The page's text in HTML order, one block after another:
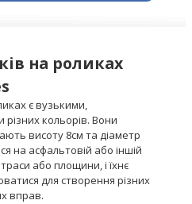
на роликах
є вузькими,
кольорів. Вони
висоту 8см та діаметр
на асфальтовій або іншій
або площини, і їхнє
для створення різних
вправ.